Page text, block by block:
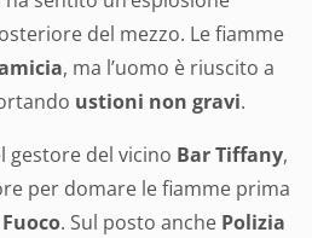
del mezzo. Le fiamme
, ma l’uomo è riuscito a
ustioni non gravi.
gestore del vicino Bar Tiffany,
per domare le fiamme prima
. Sul posto anche Polizia